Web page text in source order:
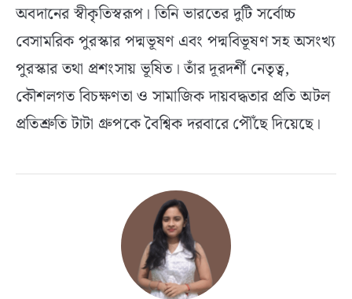
অবদানের স্বীকৃতিস্বরূপ। তিনি ভারতের দুটি সর্বোচ্চ
বেসামরিক পুরস্কার পদ্মভূষণ এবং পদ্মবিভূষণ সহ অসংখ্য
পুরস্কার তথা প্রশংসায় ভূষিত। তাঁর দূরদর্শী নেতৃত্ব,
কৌশলগত বিচক্ষণতা ও সামাজিক দায়বদ্ধতার প্রতি অটল
প্রতিশ্রুতি টাটা গ্রুপকে বৈশ্বিক দরবারে পৌঁছে দিয়েছে।